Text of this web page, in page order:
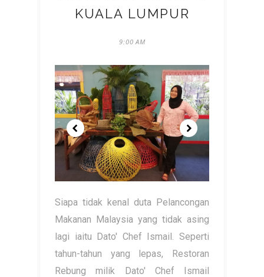
KUALA LUMPUR
9:00 AM
Siapa tidak kenal duta Pelancongan
Makanan Malaysia yang tidak asing
lagi iaitu Dato' Chef Ismail. Seperti
tahun-tahun yang lepas, Restoran
Rebung milik Dato' Chef Ismail